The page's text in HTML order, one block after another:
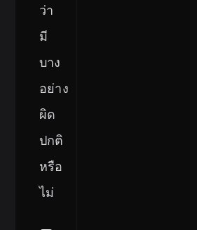
ว่า
มี
บาง
อย่าง
ผิด
ปกติ
หรือ
ไม่